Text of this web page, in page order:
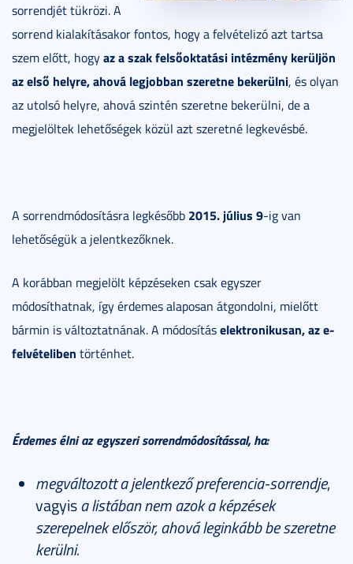
sorrendjét tükrözi. A
sorrend kialakításakor fontos, hogy a felvételizó azt tartsa
szem előtt, hogyaz a szak felsőoktatási intézmény kerüljön
az első helyre, ahová legjobban szeretne bekerülni, és olyan
az utolsó helyre, ahová szintén szeretne bekerülni, de a
megjelöltek lehetőségek közül azt szeretné legkevésbé.
A sorrendmódosításra legkésőbb 2015. július 9-ig van
lehetőségük a jelentkezőknek.
A korábban megjelölt képzéseken csak egyszer
módosíthatnak, így érdemes alaposan átgondolni, mielőtt
bármin is változtatnának. A módosításelektronikusan, az e-
felvételiben történhet.
Érdemes élni az egyszeri sorrendmódosítással, ha:
megváltozott a jelentkező preferencia-sorrendje,
vagyisa listában nem azok a képzések
szerepelnek először, ahová leginkább be szeretne
kerülni.